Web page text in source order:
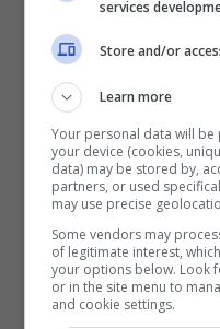
Ma in che cosa
agevolazione?Il
diritto, per
pari a 200 euro
scegliendo sui
services
Store and/or
Learn more
Your personal data will
your device (cookies,
data) may be stored by,
partners, or used
may use precise
Some vendors may
of legitimate interest,
your options below. Look
or in the site menu to
and cookie settings.